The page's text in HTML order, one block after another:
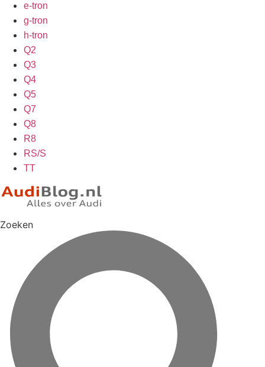
e-tron
g-tron
h-tron
Q2
Q3
Q4
Q5
Q7
Q8
R8
RS/S
TT
Zoeken